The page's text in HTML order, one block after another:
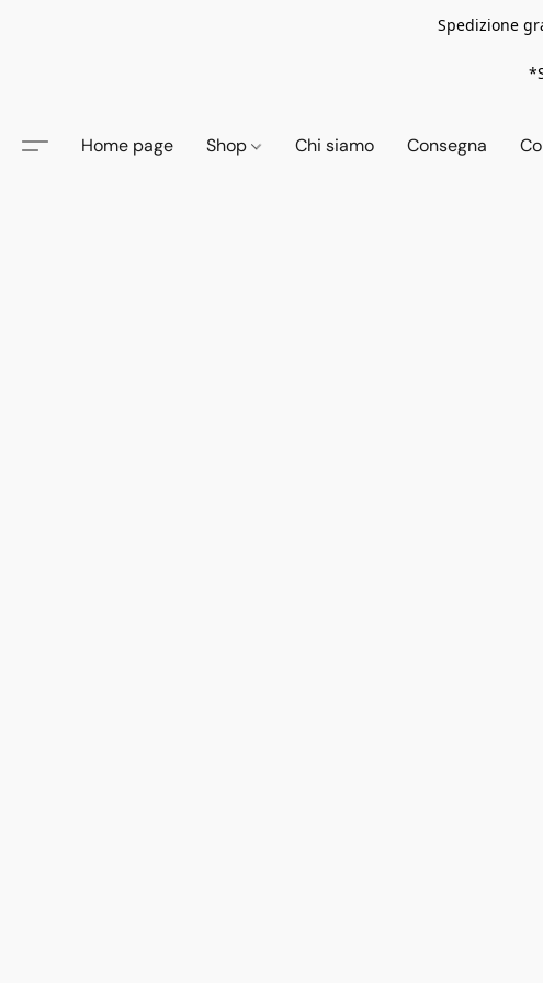
Spedizione
Home page Shop Chi siamo Consegna